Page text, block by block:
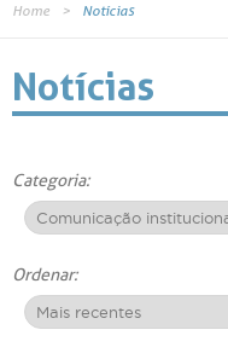
Home Notícias
Notícias
Categoria:
Ordenar: